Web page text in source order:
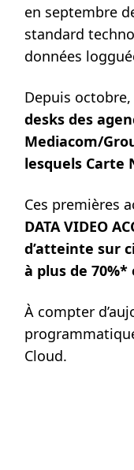
en septembre
standard
données
Depuis octobre,
desks des
Mediacom/
lesquels Carte
Ces premières
DATA VIDEO
d’atteinte sur
à plus de 70%*
À compter
Cloud.